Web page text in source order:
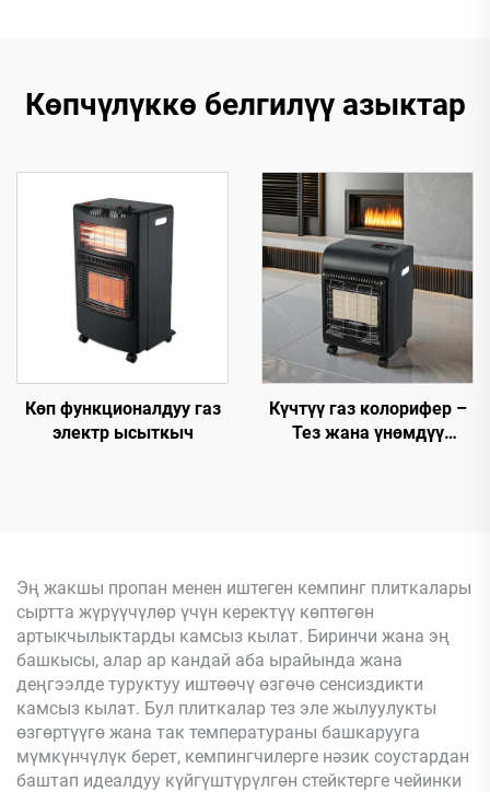
Көпчүлүккө белгилүү азыктар
Көп функционалдуу газ
электр ысыткыч
Күчтүү газ колорифер –
Тез жана үнөмдүү
Эң жакшы пропан менен иштеген кемпинг плиткалары
сыртта жүрүүчүлөр үчүн керектүү көптөгөн
артыкчылыктарды камсыз кылат. Биринчи жана эң
башкысы, алар ар кандай аба ырайында жана
деңгээлде туруктуу иштөөчү өзгөчө сенсиздикти
камсыз кылат. Бул плиткалар тез эле жылуулукты
өзгөртүүгө жана так температураны башкарууга
мүмкүнчүлүк берет, кемпингчилерге нәзик соустардан
баштап идеалдуу күйгүштүрүлгөн стейктерге чейинки